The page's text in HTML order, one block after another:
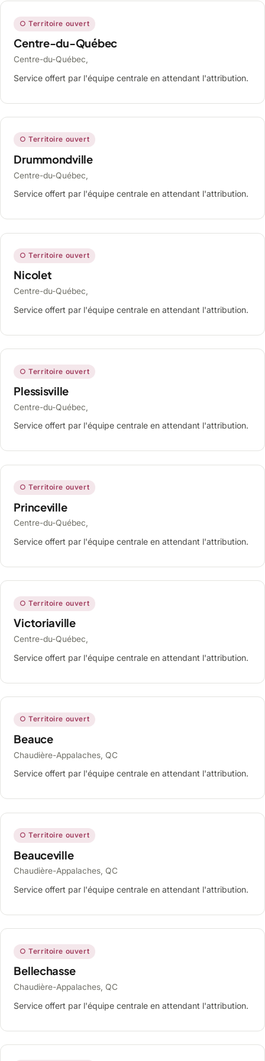
○ Territoire ouvert
Centre-du-Québec
Centre-du-Québec,
Service offert par l'équipe centrale en attendant l'attribution.
○ Territoire ouvert
Drummondville
Centre-du-Québec,
Service offert par l'équipe centrale en attendant l'attribution.
○ Territoire ouvert
Nicolet
Centre-du-Québec,
Service offert par l'équipe centrale en attendant l'attribution.
○ Territoire ouvert
Plessisville
Centre-du-Québec,
Service offert par l'équipe centrale en attendant l'attribution.
○ Territoire ouvert
Princeville
Centre-du-Québec,
Service offert par l'équipe centrale en attendant l'attribution.
○ Territoire ouvert
Victoriaville
Centre-du-Québec,
Service offert par l'équipe centrale en attendant l'attribution.
○ Territoire ouvert
Beauce
Chaudière-Appalaches, QC
Service offert par l'équipe centrale en attendant l'attribution.
○ Territoire ouvert
Beauceville
Chaudière-Appalaches, QC
Service offert par l'équipe centrale en attendant l'attribution.
○ Territoire ouvert
Bellechasse
Chaudière-Appalaches, QC
Service offert par l'équipe centrale en attendant l'attribution.